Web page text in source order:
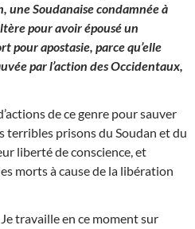
une Soudanaise condamnée à
pour avoir épousé un
pour apostasie, parce qu’elle
par l’action des Occidentaux,
de ce genre pour sauver
terribles prisons du Soudan et du
liberté de conscience, et
morts à cause de la libération
Je travaille en ce moment sur